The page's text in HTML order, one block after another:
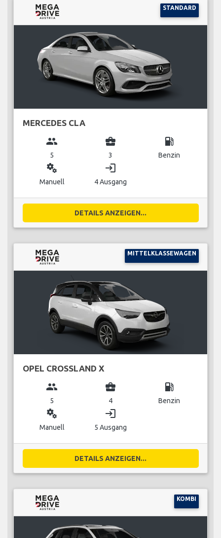
STANDARD
MERCEDES CLA
group
5
business_center
3
local_gas_station
Benzin
miscellaneous_services
Manuell
login
4 Ausgang
DETAILS ANZEIGEN...
MITTELKLASSEWAGEN
OPEL CROSSLAND X
group
5
business_center
4
local_gas_station
Benzin
miscellaneous_services
Manuell
login
5 Ausgang
DETAILS ANZEIGEN...
KOMBI